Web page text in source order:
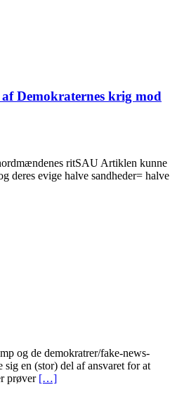
Demokraternes krig mod
ritSAU Artiklen kunne
deres evige halve sandheder= halve
og de demokratrer/fake-news-
en (stor) del af ansvaret for at
prøver […]